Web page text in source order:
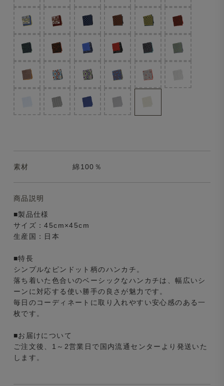
素材 綿100％
商品説明
■製品仕様
サイズ：45cm×45cm
生産国：日本
■特長
シンプルなピンドット柄のハンカチ。
落ち着いた色合いのベーシックなハンカチは、幅広いシ
ーンに対応する使い勝手の良さが魅力です。
毎日のコーディネートに取り入れやすい安心感のある一
枚です。
■お届けについて
ご注文後、1～2営業日で国内流通センターより発送いた
します。